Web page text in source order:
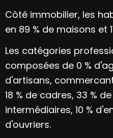
Côté immobilier, les
en 89 % de maisons et
Les catégories
composées de 0 %
d'artisans,
18 % de cadres, 33 %
intermédiaires, 10 %
d'ouvriers.